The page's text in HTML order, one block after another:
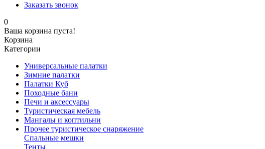
Заказать звонок
0
Ваша корзина пуста!
Корзина
Категории
Универсальные палатки
Зимние палатки
Палатки Куб
Походные бани
Печи и аксессуары
Туристическая мебель
Мангалы и коптильни
Прочее туристическое снаряжение
Спальные мешки
Тенты